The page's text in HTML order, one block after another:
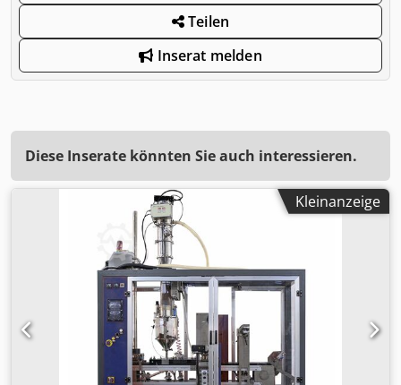
Teilen
Inserat melden
Diese Inserate könnten Sie auch interessieren.
Kleinanzeige